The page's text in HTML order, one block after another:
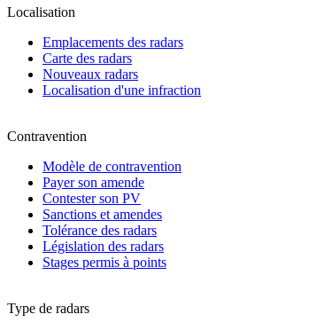
Localisation
Emplacements des radars
Carte des radars
Nouveaux radars
Localisation d'une infraction
Contravention
Modèle de contravention
Payer son amende
Contester son PV
Sanctions et amendes
Tolérance des radars
Législation des radars
Stages permis à points
Type de radars